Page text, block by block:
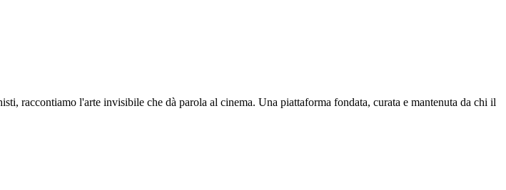
raccontiamo l'arte invisibile che dà parola al cinema. Una piattaforma fondata, curata e mantenuta da chi il